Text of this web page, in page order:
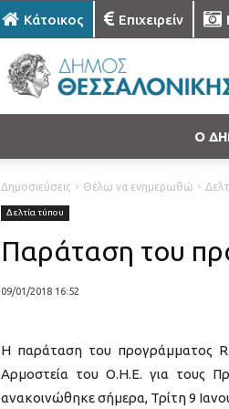
Κάτοικος Επιχειρείν
Ο
Δημοσιεύσεις Θέλω να ενημερωθώ
Δελτία τύπου
Παράταση του
09/01/2018 16:52
Η παράταση του προγράμματος
Αρμοστεία του Ο.Η.Ε. για τους
ανακοινώθηκε σήμερα, Τρίτη 9